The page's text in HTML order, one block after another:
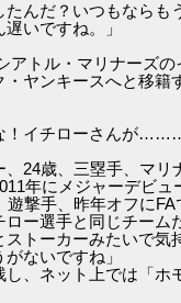
たんだ？いつもならも
いですね。」
アトル・マリナーズの
・ヤンキースへと移籍
！イチローさんが
、24歳、三塁手、マリ
年にメジャーデビュ
遊撃手、昨年オフに
ロー選手と同じチーム
ストーカーみたいで気
ないですね」
し、ネット上では「ホ